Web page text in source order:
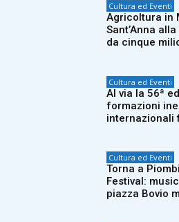
Cultura ed Eventi
Agricoltura in
Sant’Anna
da cinque
Cultura ed Eventi
Al via la 56ª
formazioni
internazionali
Cultura ed Eventi
Torna a
Festival:
piazza Bovio